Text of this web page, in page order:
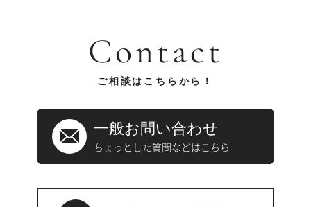
Contact
ご相談はこちらから！
一般お問い合わせ
ちょっとした質問などはこちら